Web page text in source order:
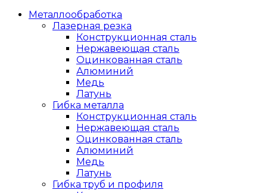
Металлообработка
Лазерная резка
Конструкционная сталь
Нержавеющая сталь
Оцинкованная сталь
Алюминий
Медь
Латунь
Гибка металла
Конструкционная сталь
Нержавеющая сталь
Оцинкованная сталь
Алюминий
Медь
Латунь
Гибка труб и профиля